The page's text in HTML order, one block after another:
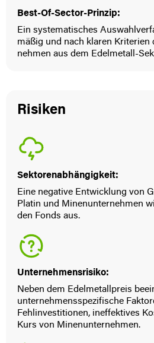
Best-Of-Sector-Prinzip:
Ein system­atisches
mäßig und nach klaren
nehmen aus dem Edel­metall-
Risiken
Sektorenabhängigkeit:
Eine negative Entwicklung von
Platin und Minenunternehmen
den Fonds aus.
Unternehmensrisiko:
Neben dem Edelmetallpreis
unternehmensspezifische
Fehlinvestitionen, ineffektives
Kurs von Minenunternehmen.